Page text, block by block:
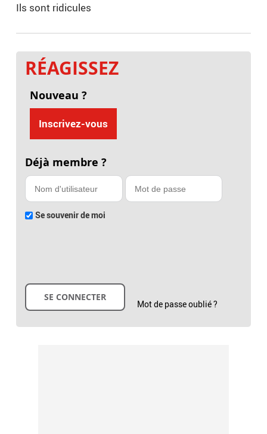
Ils sont ridicules
RÉAGISSEZ
Nouveau ?
Inscrivez-vous
Déjà membre ?
Se souvenir de moi
Mot de passe oublié ?